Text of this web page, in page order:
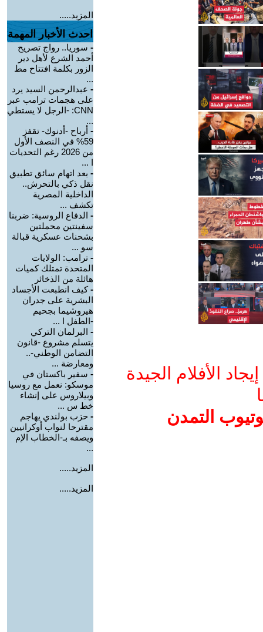
الأفلام الجيدة
التمدن
المزيد.....
احدث الأخبار المهمة
- سوريا.. رواج تصريح
أحمد الشرع لأهل دير
الزور بكلمة افتتاح مط
...
- عبدالرحمن السيد يرد
على هجمات ترامب عبر
CNN: -الرجل لا يستطي
...
- أرباح -أدنوك- تقفز
59% في النصف الأول
من 2026 رغم التحديات
ا ...
- بعد اتهام سائق تطبيق
نقل ذكي بالتحرش..
الداخلية المصرية
تكشف ...
- الدفاع الروسية: ضربنا
سفينتين محملتين
بشحنات عسكرية قبالة
سو ...
- ترامب: الولايات
المتحدة تمتلك كميات
هائلة من الذخائر
-كيف انطبعت الأجساد
البشرية على جدران
هيروشيما بجحيم
-الطفل ا ...
- البرلمان التركي
يتسلم مشروع -قانون
التضامن الوطني-..
ومعارضة ...
- سفير باكستان في
موسكو: نعمل مع روسيا
وبيلاروس على إنشاء
خط س ...
- حزب بولندي يهاجم
مقترحا لنواب أوكرانيين
ويصفه بـ-الخطاب الإم
...
المزيد.....
المزيد.....